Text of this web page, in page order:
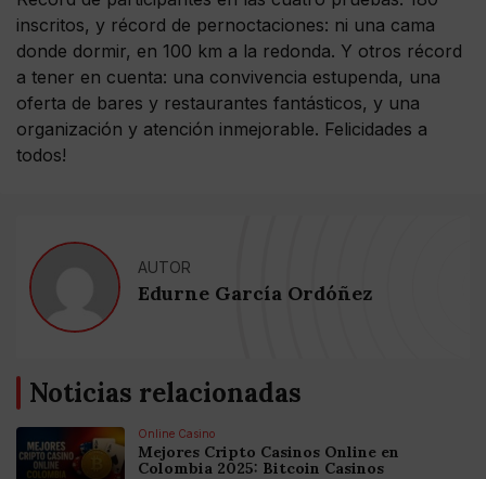
inscritos, y récord de pernoctaciones: ni una cama
donde dormir, en 100 km a la redonda. Y otros récord
a tener en cuenta: una convivencia estupenda, una
oferta de bares y restaurantes fantásticos, y una
organización y atención inmejorable. Felicidades a
todos!
AUTOR
Edurne García Ordóñez
Noticias relacionadas
Online Casino
Mejores Cripto Casinos Online en
Colombia 2025: Bitcoin Casinos